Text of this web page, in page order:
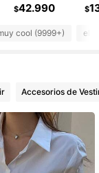
$42.990 $
cool (9999+)
Accesorios de